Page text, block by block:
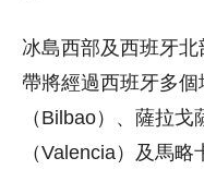
冰島西部及西班牙
帶將經過西班牙多
（Bilbao）、薩拉
（Valencia）及馬